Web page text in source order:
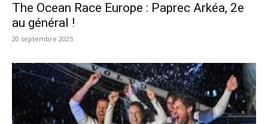
The Ocean Race Europe : Paprec Arkéa, 2e
au général !
20 septembre 2025